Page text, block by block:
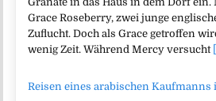
Grace Roseberry, zwei junge
Zuflucht. Doch als Grace getroffen
wenig Zeit. Während Mercy versucht
Reisen eines arabischen Kaufmanns